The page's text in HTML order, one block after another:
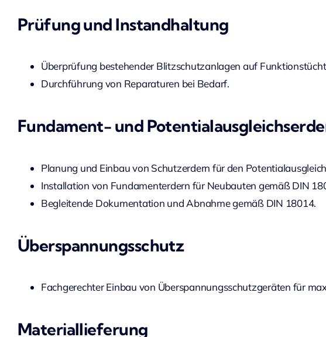
Prüfung und Instandhaltung
Überprüfung bestehender Blitzschutzanlagen auf
Durchführung von Reparaturen bei Bedarf.
Fundament- und
Planung und Einbau von Schutzerdern für den
Installation von Fundamenterdern für Neubauten gemäß DIN
Begleitende Dokumentation und Abnahme gemäß DIN 18014.
Überspannungsschutz
Fachgerechter Einbau von Überspannungsschutzgeräten für
Materiallieferung